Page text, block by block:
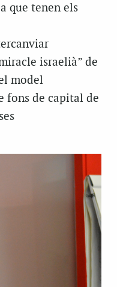
que tenen els
israelià” de
model
fons de capital de